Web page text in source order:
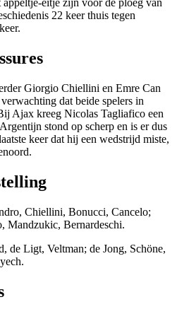
eitje zijn voor de ploeg van
22 keer thuis tegen
Giorgio Chiellini en Emre Can
dat beide spelers in
Ajax kreeg Nicolas Tagliafico een
stond op scherp en is er dus
keer dat hij een wedstrijd miste,
Chiellini, Bonucci, Cancelo;
Mandzukic, Bernardeschi.
de Ligt, Veltman; de Jong, Schöne,